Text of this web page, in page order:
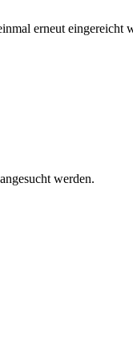
erneut eingereicht
werden.